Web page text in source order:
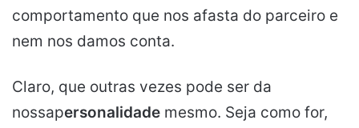
comportamento que nos afasta do parceiro e
nem nos damos conta.
Claro, que outras vezes pode ser da
nossapersonalidade mesmo. Seja como for,